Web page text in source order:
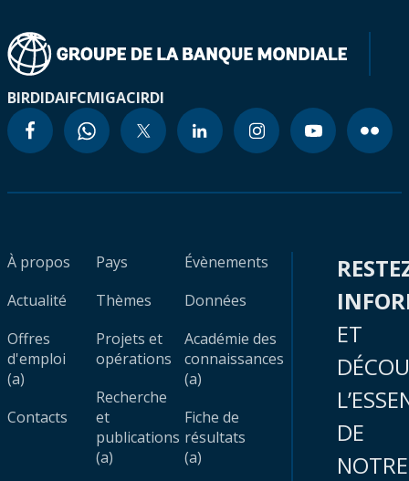
BIRDIDAIFCMIGACIRDI
À propos
Actualité
Offres
d'emploi
(a)
Contacts
Pays
Thèmes
Projets et
opérations
Recherche
et
publications
(a)
Évènements
Données
Académie des
connaissances
(a)
Fiche de
résultats
(a)
ET
DE
NOTRE